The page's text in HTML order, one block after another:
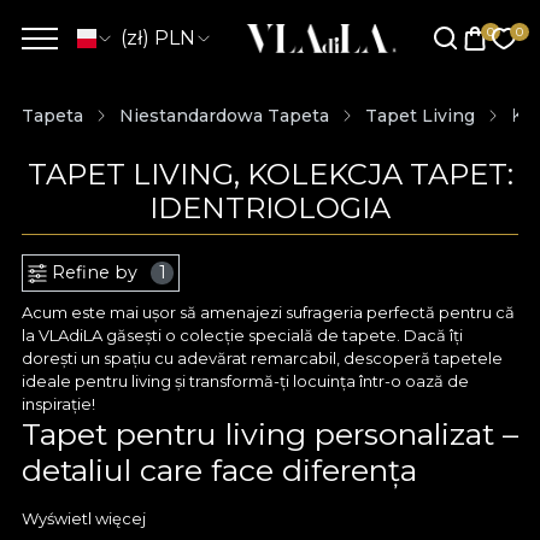
(zł) PLN
Tapeta Niestandardowa Tapeta Tapet Living
TAPET LIVING, KOLEKCJA TAPET:
IDENTRIOLOGIA
Refine by 1
Acum este mai ușor să amenajezi sufrageria perfectă pentru că
la VLAdiLA găsești o colecție specială de tapete. Dacă îți
dorești un spațiu cu adevărat remarcabil, descoperă tapetele
ideale pentru living și transformă-ți locuința într-o oază de
inspirație!
Tapet pentru living personalizat –
detaliul care face diferența
Cu VLAdiLA ai acces la tapete pentru sufragerie care să te
Wyświetl więcej